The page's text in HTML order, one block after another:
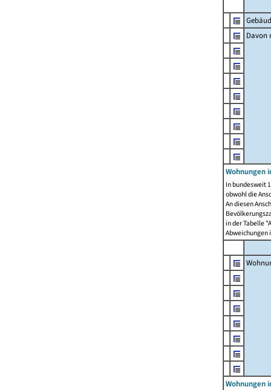
Davon
Wohnungen
In bundesweit
obwohl die
An diesen
in der Tabelle
Abweichungen
Wohnungen